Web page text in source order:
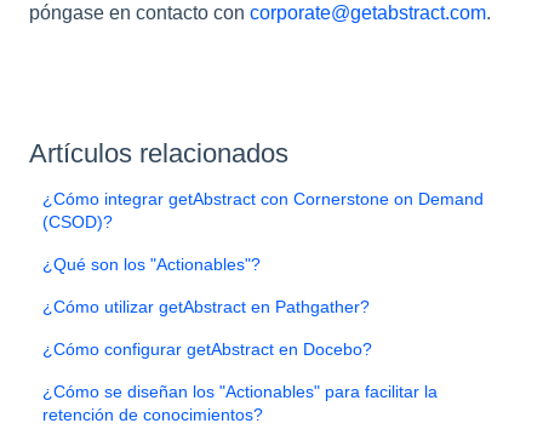
póngase en contacto con corporate@getabstract.com.
Artículos relacionados
¿Cómo integrar getAbstract con Cornerstone on Demand
(CSOD)?
¿Qué son los "Actionables"?
¿Cómo utilizar getAbstract en Pathgather?
¿Cómo configurar getAbstract en Docebo?
¿Cómo se diseñan los "Actionables" para facilitar la
retención de conocimientos?